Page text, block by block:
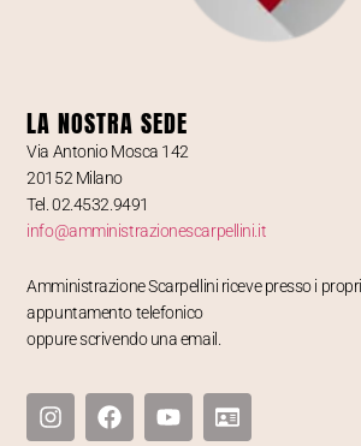
LA NOSTRA SEDE
Via Antonio Mosca 142
20152 Milano
Tel. 02.4532.9491
info@amministrazionescarpellini.it
Amministrazione Scarpellini riceve presso i
appuntamento telefonico
oppure scrivendo una email.